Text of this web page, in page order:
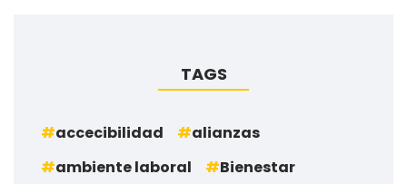
TAGS
accecibilidad
alianzas
ambiente laboral
Bienestar